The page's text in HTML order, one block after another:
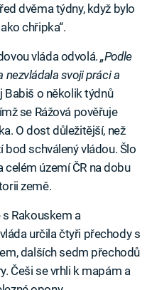
dvěma týdny, když bylo
chřipka“.
vláda odvolá.„Podle
nezvládala svoji práci a
o několik týdnů
se Rážová pověřuje
O dost důležitější, než
schválený vládou. Šlo
celém území ČR na dobu
země.
Rakouskem a
určila čtyři přechody s
dalších sedm přechodů
Češi se vrhli k mapám a